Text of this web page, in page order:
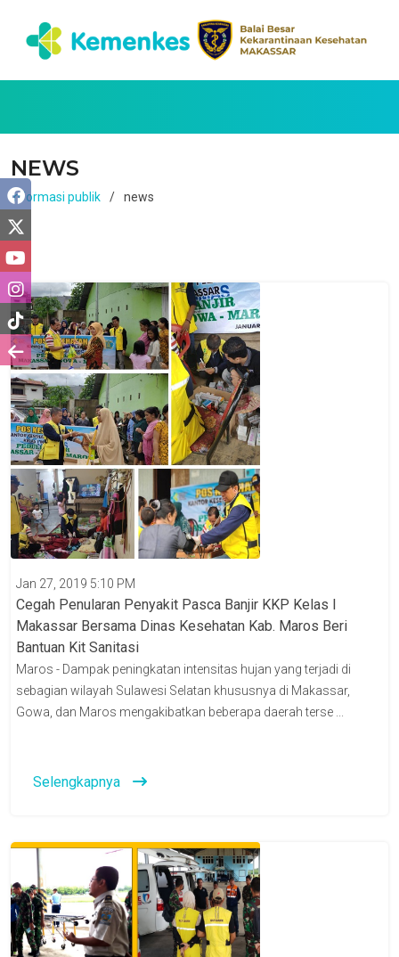
NEWS
Informasi publik news
Jan 27, 2019 5:10 PM
Cegah Penularan Penyakit Pasca Banjir KKP Kelas I
Makassar Bersama Dinas Kesehatan Kab. Maros Beri
Bantuan Kit Sanitasi
Maros - Dampak peningkatan intensitas hujan yang terjadi di
sebagian wilayah Sulawesi Selatan khususnya di Makassar,
Gowa, dan Maros mengakibatkan beberapa daerah terse ...
Selengkapnya